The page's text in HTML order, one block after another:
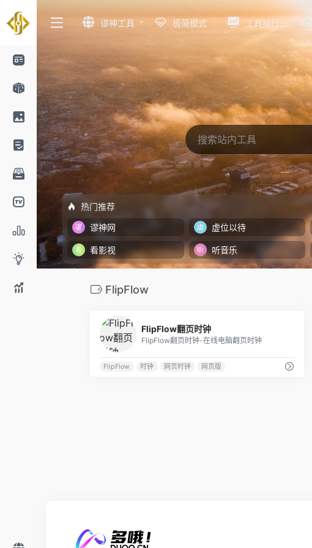
谬神工具 极简模式 工具排行
热门推荐
谬神网
虚位以待
看影视 听音乐
FlipFlow
FlipFlow翻页时钟
FlipFlow翻页时钟-在线电脑翻页时钟
FlipFlow 时钟 网页时钟 网页版